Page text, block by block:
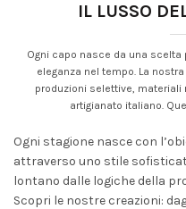
IL LUSSO
Ogni capo nasce da una
eleganza nel tempo. La
produzioni selettive, materiali
artigianato italiano.
Ogni stagione nasce con
attraverso uno stile
lontano dalle logiche della
Scopri le nostre creazioni: